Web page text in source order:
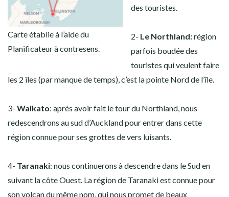
Carte établie à l’aide du
Planificateur à contresens
des touristes.
2- Le Northland:région
parfois boudée des
touristes qui veulent faire
les 2 îles (par manque de temps), c’est la pointe Nord de l’île.
3- Waikato: après avoir fait le tour du Northland, nous
redescendrons au sud d’Auckland pour entrer dans cette
région connue pour ses grottes de vers luisants.
4- Taranaki: nous continuerons à descendre dans le Sud en
suivant la côte Ouest. La région de Taranaki est connue pour
son volcan du même nom, qui nous promet de beaux